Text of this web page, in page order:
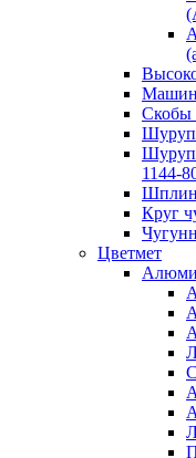
Скобы
1144-
Круг
Цветмет